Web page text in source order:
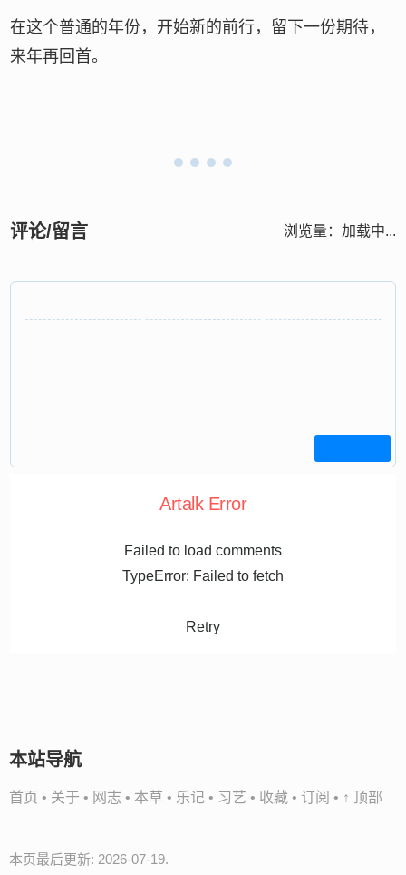
在这个普通的年份，开始新的前行，留下一份期待，
来年再回首。
评论/留言 浏览量： 加载中...
Artalk Error
Failed to load comments
TypeError: Failed to fetch
Retry
本站导航
首页 • 关于 • 网志 • 本草 • 乐记 • 习艺 • 收藏 • 订阅 • ↑ 顶部
本页最后更新: 2026-07-19.